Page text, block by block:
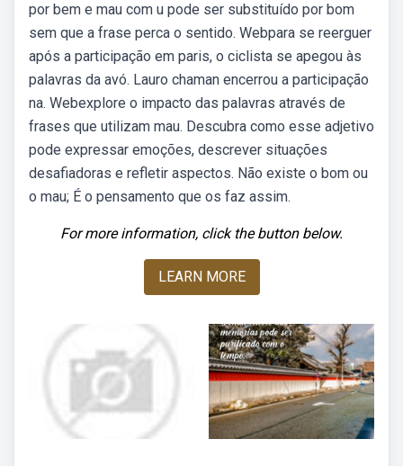
por bem e mau com u pode ser substituído por bom
sem que a frase perca o sentido. Webpara se reerguer
após a participação em paris, o ciclista se apegou às
palavras da avó. Lauro chaman encerrou a participação
na. Webexplore o impacto das palavras através de
frases que utilizam mau. Descubra como esse adjetivo
pode expressar emoções, descrever situações
desafiadoras e refletir aspectos. Não existe o bom ou
o mau; É o pensamento que os faz assim.
For more information, click the button below.
LEARN MORE